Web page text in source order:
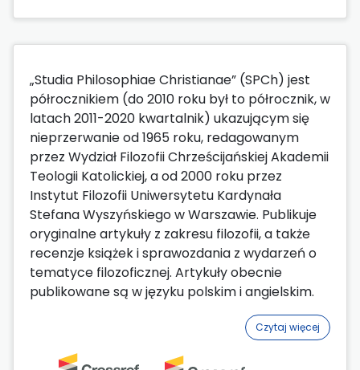
„Studia Philosophiae Christianae” (SPCh) jest
półrocznikiem (do 2010 roku był to półrocznik, w
latach 2011-2020 kwartalnik) ukazującym się
nieprzerwanie od 1965 roku, redagowanym
przez Wydział Filozofii Chrześcijańskiej Akademii
Teologii Katolickiej, a od 2000 roku przez
Instytut Filozofii Uniwersytetu Kardynała
Stefana Wyszyńskiego w Warszawie. Publikuje
oryginalne artykuły z zakresu filozofii, a także
recenzje książek i sprawozdania z wydarzeń o
tematyce filozoficznej. Artykuły obecnie
publikowane są w języku polskim i angielskim.
Czytaj więcej